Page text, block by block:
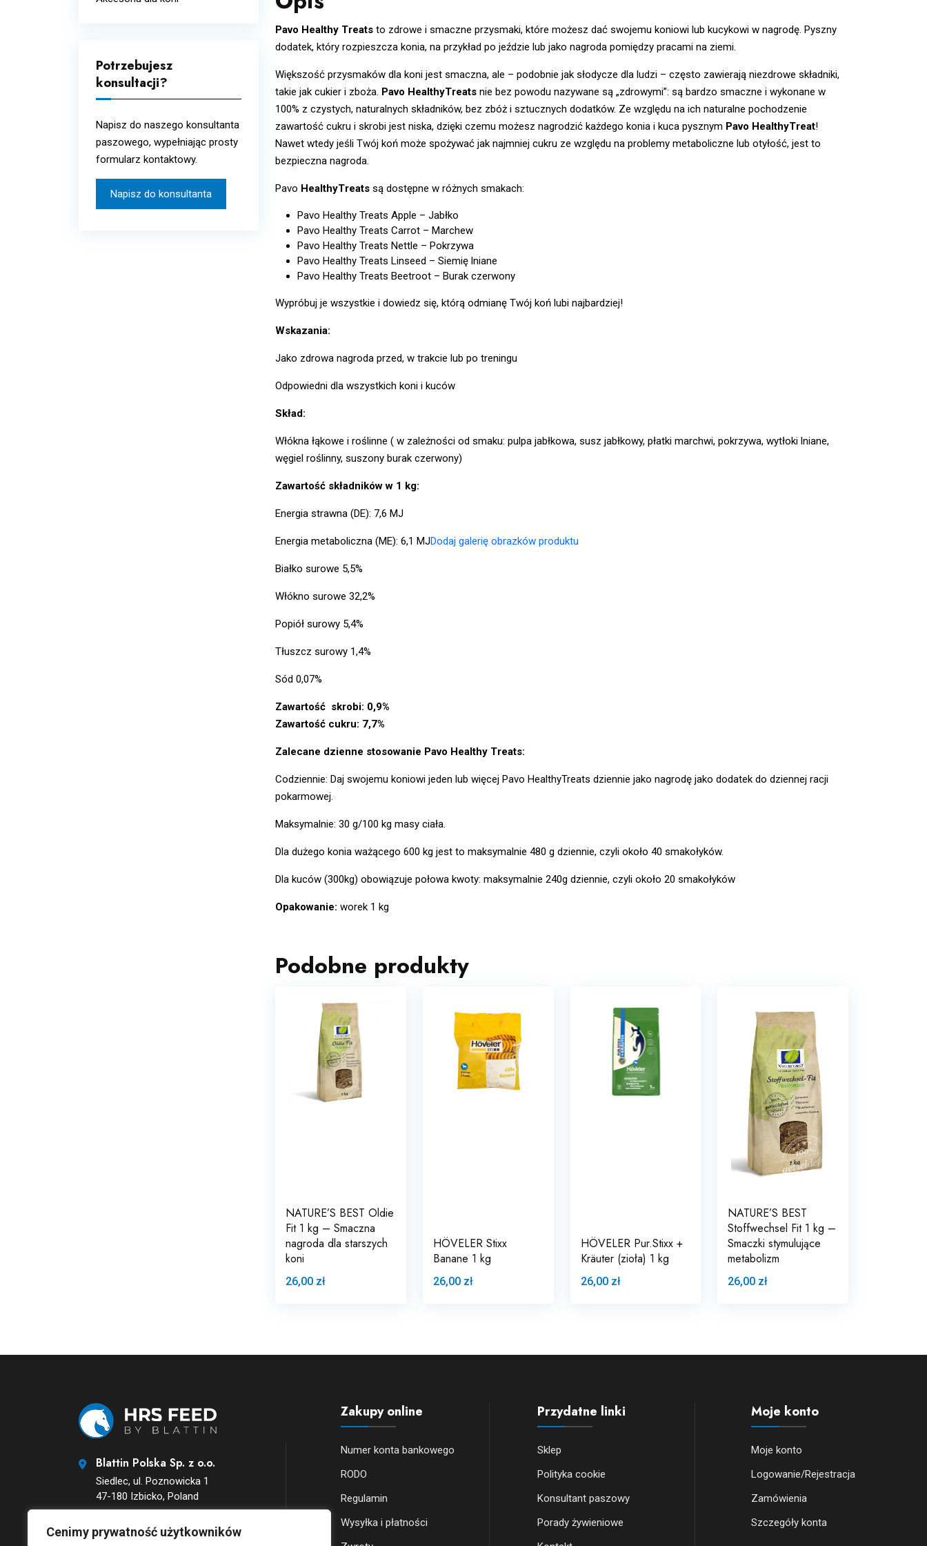
Cenimy prywatność użytkowników
Układ pokarmowy i
metabolizm
Potrzebujesz
konsultacji?
Napisz do naszego konsultanta
paszowego, wypełniając prosty
formularz kontaktowy.
Napisz do konsultanta
Pavo Healthy Treats to zdrowe i smaczne przysmaki, które możesz dać swojemu koniowi lub kucykowi w nagrodę. Pyszny
dodatek, który rozpieszcza konia, na przykład po jeździe lub jako nagroda pomiędzy pracami na ziemi.
Większość przysmaków dla koni jest smaczna, ale – podobnie jak słodycze dla ludzi – często zawierają niezdrowe składniki,
takie jak cukier i zboża. Pavo HealthyTreats nie bez powodu nazywane są „zdrowymi”: są bardzo smaczne i wykonane w
100% z czystych, naturalnych składników, bez zbóż i sztucznych dodatków. Ze względu na ich naturalne pochodzenie
zawartość cukru i skrobi jest niska, dzięki czemu możesz nagrodzić każdego konia i kuca pysznym Pavo HealthyTreat!
Nawet wtedy jeśli Twój koń może spożywać jak najmniej cukru ze względu na problemy metaboliczne lub otyłość, jest to
bezpieczna nagroda.
Pavo HealthyTreats są dostępne w różnych smakach:
Pavo Healthy Treats Apple – Jabłko
Pavo Healthy Treats Carrot – Marchew
Pavo Healthy Treats Nettle – Pokrzywa
Pavo Healthy Treats Linseed – Siemię lniane
Pavo Healthy Treats Beetroot – Burak czerwony
Wypróbuj je wszystkie i dowiedz się, którą odmianę Twój koń lubi najbardziej!
Wskazania:
Jako zdrowa nagroda przed, w trakcie lub po treningu
Odpowiedni dla wszystkich koni i kuców
Skład:
Włókna łąkowe i roślinne ( w zależności od smaku: pulpa jabłkowa, susz jabłkowy, płatki marchwi, pokrzywa, wytłoki lniane,
węgiel roślinny, suszony burak czerwony)
Zawartość składników w 1 kg:
Energia strawna (DE): 7,6 MJ
Energia metaboliczna (ME): 6,1 MJDodaj galerię obrazków produktu
Białko surowe 5,5%
Włókno surowe 32,2%
Popiół surowy 5,4%
Tłuszcz surowy 1,4%
Sód 0,07%
Zawartość skrobi: 0,9%
Zawartość cukru: 7,7%
Zalecane dzienne stosowanie Pavo Healthy Treats:
Codziennie: Daj swojemu koniowi jeden lub więcej Pavo HealthyTreats dziennie jako nagrodę jako dodatek do dziennej racji
pokarmowej.
Maksymalnie: 30 g/100 kg masy ciała.
Dla dużego konia ważącego 600 kg jest to maksymalnie 480 g dziennie, czyli około 40 smakołyków.
Dla kuców (300kg) obowiązuje połowa kwoty: maksymalnie 240g dziennie, czyli około 20 smakołyków
Opakowanie: worek 1 kg
Podobne produkty
NATURE’S BEST Oldie
Fit 1 kg – Smaczna
nagroda dla starszych
koni
26,00 zł
HÖVELER Stixx
Banane 1 kg
26,00 zł
HÖVELER Pur.Stixx +
Kräuter (zioła) 1 kg
26,00 zł
NATURE’S BEST
Stoffwechsel Fit 1 kg –
Smaczki stymulujące
metabolizm
26,00 zł
Blattin Polska Sp. z o.o.
Siedlec, ul. Poznowicka 1
47-180 Izbicko, Poland
bok@hrsfeed-sklep.pl
Zakupy online
Numer konta bankowego
RODO
Regulamin
Wysyłka i płatności
Przydatne linki
Sklep
Polityka cookie
Konsultant paszowy
Porady żywieniowe
Moje konto
Moje konto
Logowanie/Rejestracja
Zamówienia
Szczegóły konta